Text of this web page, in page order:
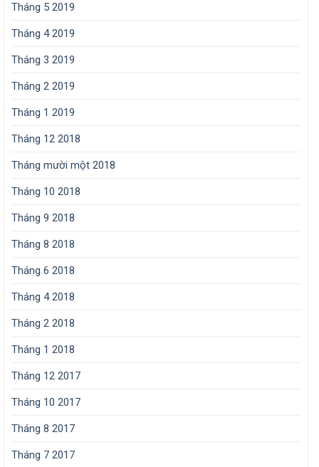
Tháng 5 2019
Tháng 4 2019
Tháng 3 2019
Tháng 2 2019
Tháng 1 2019
Tháng 12 2018
Tháng mười một 2018
Tháng 10 2018
Tháng 9 2018
Tháng 8 2018
Tháng 6 2018
Tháng 4 2018
Tháng 2 2018
Tháng 1 2018
Tháng 12 2017
Tháng 10 2017
Tháng 8 2017
Tháng 7 2017